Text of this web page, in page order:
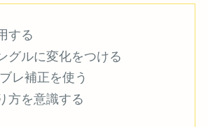
する
グルに変化をつける
レ補正を使う
方を意識する